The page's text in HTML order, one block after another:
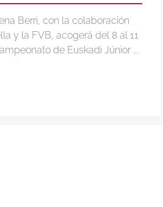
Berri, con la colaboración
y la FVB, acogerá del 8 al 11
de Euskadi Júnior ...